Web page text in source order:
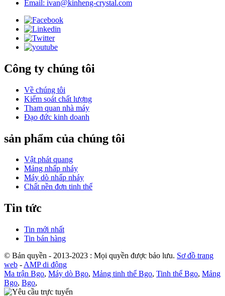
Email: ivan@kinheng-crystal.com
Công ty chúng tôi
Về chúng tôi
Kiểm soát chất lượng
Tham quan nhà máy
Đạo đức kinh doanh
sản phẩm của chúng tôi
Vật phát quang
Mảng nhấp nháy
Máy dò nhấp nháy
Chất nền đơn tinh thể
Tin tức
Tin mới nhất
Tin bán hàng
© Bản quyền - 2013-2023 : Mọi quyền được bảo lưu. Sơ đồ trang
web - AMP di động
Ma trận Bgo, Máy dò Bgo, Mảng tinh thể Bgo, Tinh thể Bgo, Mảng
Bgo, Bgo,